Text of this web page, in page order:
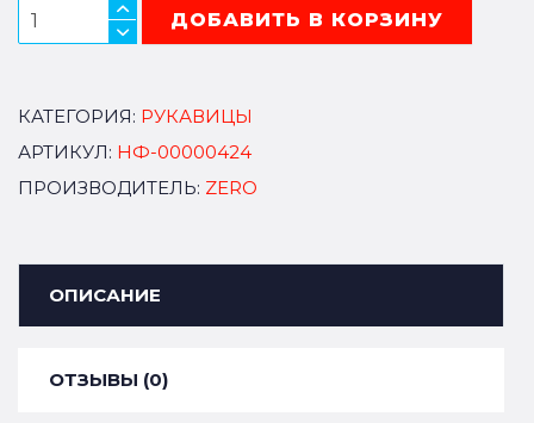
ДОБАВИТЬ В КОРЗИНУ
КАТЕГОРИЯ: РУКАВИЦЫ
АРТИКУЛ: НФ-00000424
ПРОИЗВОДИТЕЛЬ: ZERO
ОПИСАНИЕ
ОТЗЫВЫ (0)